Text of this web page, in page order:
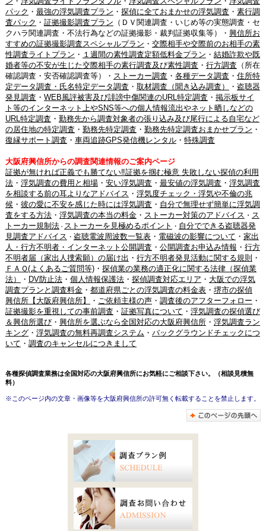
パック ・ 最強の浮気調査プラン ・ 探偵に全ておまかせの浮気調査 ・ 素行調
査パック ・ 証拠撮影調査プラン （ＤＶ関連調査・いじめ等の実態調査・セ
クハラ関連調査・不法行為などの証拠撮影・裁判証拠収集等）・ 興信所お
すすめの証拠撮影調査スペシャルプラン ・ 交際相手や交際前のお相手の素
性調査ライトプラン ・ １週間の素性調査定額低料金プラン ・ 結婚詐欺や既
婚者等の不安が生じた交際相手の素行調査及び素性調査 ・ 行方調査 （所在
確認調査・安否確認調査等）・ ストーカー調査 ・ 各種データ調査 ・ 住所特
定データ調査・氏名特定データ調査 ・ 取材調査（聞き込み調査） ・ 盗聴器
発見調査 ・ WEB風評被害及び誹謗中傷関連のURL特定調査 ・ 掲示板サイ
ト等のインターネット上やSNS等への個人情報流出やネット晒しなどの
URL特定調査 ・ 勤務先から調査対象者の張り込み及び尾行による自宅など
の居住地の特定調査 ・ 勤務先特定調査 ・ 勤務先特定調査おまかせプラン ・
復縁サポート調査 ・ 車両追跡GPS発信機レンタル・ 特殊調査
大阪府興信所からの調査関連情報のご案内ページ
証拠が無ければ正義でも勝てない‼証拠を掴む極意 失敗しない探偵の利用
法・ 浮気調査の費用と相場・ 安い浮気調査 ・ 最安値の浮気調査 ・ 浮気調査
を相談する前の耳よりなアドバイス ・ 浮気度チェック・浮気や不倫の兆
候・ 彼の愛に不安を感じた時には浮気調査 ・ 自分で無理せず簡単に浮気調
査をする方法・ 浮気調査の本当の料金・ ストーカー対策のアドバイス ・ ス
トーカー規制法・ ストーカーを見極めるポイント ・ 自分でできる盗聴器発
見調査アドバイス ・ 盗聴電波周波数一覧表・ 電磁波の影響について ・ 家出
人・行方不明者・インターネット公開調査 ・ 公開調査お申込み情報 ・ 行方
不明者届（家出人捜索願）の届け出 ・ 行方不明者発見活動に関する規則 ・
ＦＡＱ(よくあるご質問等)・ 探偵業の業務の適正化に関する法律（探偵業
法）
・ DV防止法・ 個人情報保護法・ 探偵調査対応エリア ・ 大阪での浮気
調査プランと調査料金・ 都道府県ごとの浮気調査の料金表・ 堺市の探偵
興信所【大阪府興信所】
・ ご依頼主様の声・ 調査後のアフターフォロー ・
証拠撮影を重視しての事前調査 ・ 証拠写真について ・ 浮気調査の探偵選び
＆興信所選び・ 興信所を選ぶなら全国対応の大阪府興信所・ 浮気調査ラン
キング・ 浮気調査の無料再調査システム ・ バックグラウンドチェックにつ
いて ・ 調査のキャンセルにつきまして
各種探偵調査業務は全国対応の大阪府興信所にお気軽にご相談下さい。（相談見積無
料）
※このページ内の文章・画像等を大阪府興信所の許可無く転載することを禁止します。